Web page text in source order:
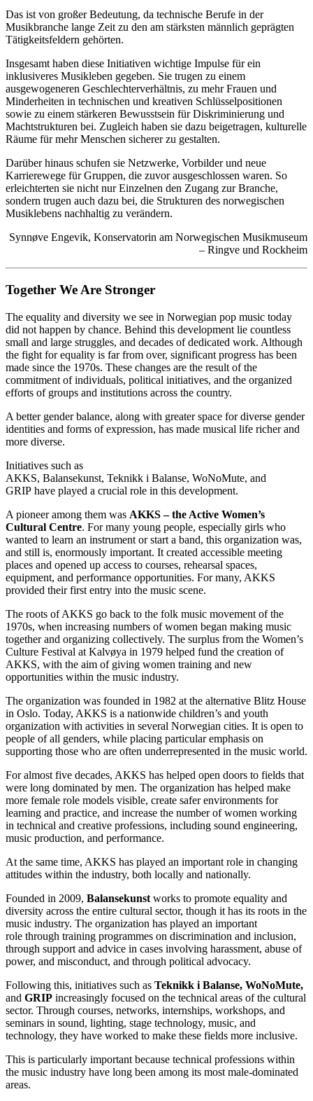
Das ist von großer Bedeutung, da technische Berufe in der
Musikbranche lange Zeit zu den am stärksten männlich geprägten
Tätigkeitsfeldern gehörten.
Insgesamt haben diese Initiativen wichtige Impulse für ein
inklusiveres Musikleben gegeben. Sie trugen zu einem
ausgewogeneren Geschlechterverhältnis, zu mehr Frauen und
Minderheiten in technischen und kreativen Schlüsselpositionen
sowie zu einem stärkeren Bewusstsein für Diskriminierung und
Machtstrukturen bei. Zugleich haben sie dazu beigetragen, kulturelle
Räume für mehr Menschen sicherer zu gestalten.
Darüber hinaus schufen sie Netzwerke, Vorbilder und neue
Karrierewege für Gruppen, die zuvor ausgeschlossen waren. So
erleichterten sie nicht nur Einzelnen den Zugang zur Branche,
sondern trugen auch dazu bei, die Strukturen des norwegischen
Musiklebens nachhaltig zu verändern.
Synnøve Engevik, Konservatorin am Norwegischen Musikmuseum
– Ringve und Rockheim
Together We Are Stronger
The equality and diversity we see in Norwegian pop music today
did not happen by chance. Behind this development lie countless
small and large struggles, and decades of dedicated work. Although
the fight for equality is far from over, significant progress has been
made since the 1970s. These changes are the result of the
commitment of individuals, political initiatives, and the organized
efforts of groups and institutions across the country.
A better gender balance, along with greater space for diverse gender
identities and forms of expression, has made musical life richer and
more diverse.
Initiatives such as
AKKS, Balansekunst, Teknikk i Balanse, WoNoMute, and
GRIP have played a crucial role in this development.
A pioneer among them was AKKS – the Active Women’s
Cultural Centre. For many young people, especially girls who
wanted to learn an instrument or start a band, this organization was,
and still is, enormously important. It created accessible meeting
places and opened up access to courses, rehearsal spaces,
equipment, and performance opportunities. For many, AKKS
provided their first entry into the music scene.
The roots of AKKS go back to the folk music movement of the
1970s, when increasing numbers of women began making music
together and organizing collectively. The surplus from the Women’s
Culture Festival at Kalvøya in 1979 helped fund the creation of
AKKS, with the aim of giving women training and new
opportunities within the music industry.
The organization was founded in 1982 at the alternative Blitz House
in Oslo. Today, AKKS is a nationwide children’s and youth
organization with activities in several Norwegian cities. It is open to
people of all genders, while placing particular emphasis on
supporting those who are often underrepresented in the music world.
For almost five decades, AKKS has helped open doors to fields that
were long dominated by men. The organization has helped make
more female role models visible, create safer environments for
learning and practice, and increase the number of women working
in technical and creative professions, including sound engineering,
music production, and performance.
At the same time, AKKS has played an important role in changing
attitudes within the industry, both locally and nationally.
Founded in 2009, Balansekunst works to promote equality and
diversity across the entire cultural sector, though it has its roots in the
music industry. The organization has played an important
role through training programmes on discrimination and inclusion,
through support and advice in cases involving harassment, abuse of
power, and misconduct, and through political advocacy.
Following this, initiatives such as Teknikk i Balanse, WoNoMute,
and GRIP increasingly focused on the technical areas of the cultural
sector. Through courses, networks, internships, workshops, and
seminars in sound, lighting, stage technology, music, and
technology, they have worked to make these fields more inclusive.
This is particularly important because technical professions within
the music industry have long been among its most male-dominated
areas.